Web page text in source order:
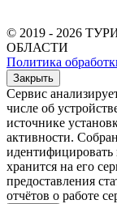
© 2019 - 2026
ОБЛАСТИ
Политика
Закрыть
Сервис
числе об
источнике
активности.
идентифицировать
хранится на его
предоставления
отчётов о работе